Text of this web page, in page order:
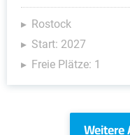
Rostock
Start: 2027
Freie Plätze: 1